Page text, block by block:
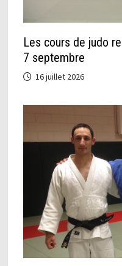
Les cours de judo
7 septembre
16 juillet 2026